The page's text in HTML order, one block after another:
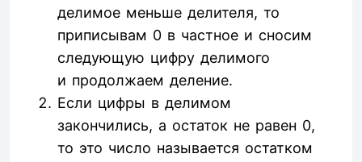
делимое меньше делителя, то
приписывам 0 в частное и сносим
следующую цифру делимого
и продолжаем деление.
Если цифры в делимом
закончились, а остаток не равен 0,
то это число называется остатком